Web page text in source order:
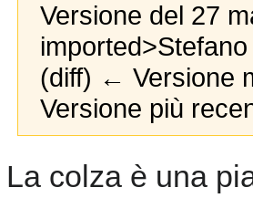
Versione del 27
(diff) ← Versione
Versione più
La colza è una